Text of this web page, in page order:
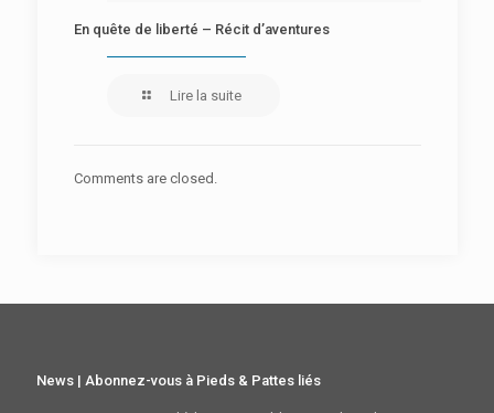
En quête de liberté – Récit d’aventures
Lire la suite
Comments are closed.
News | Abonnez-vous à Pieds & Pattes liés